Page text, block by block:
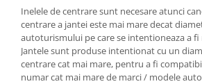
Inelele de centrare sunt necesare atunci
centrare a jantei este mai mare decat
autoturismului pe care se intentioneaza a
Jantele sunt produse intentionat cu un
centrare cat mai mare, pentru a fi
numar cat mai mare de marci / modele